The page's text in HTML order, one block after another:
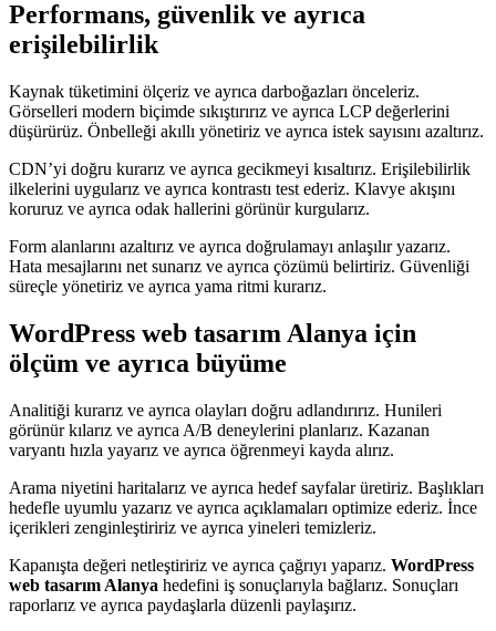
Performans, güvenlik ve ayrıca
erişilebilirlik
Kaynak tüketimini ölçeriz ve ayrıca darboğazları önceleriz.
Görselleri modern biçimde sıkıştırırız ve ayrıca LCP değerlerini
düşürürüz. Önbelleği akıllı yönetiriz ve ayrıca istek sayısını azaltırız.
CDN’yi doğru kurarız ve ayrıca gecikmeyi kısaltırız. Erişilebilirlik
ilkelerini uygularız ve ayrıca kontrastı test ederiz. Klavye akışını
koruruz ve ayrıca odak hallerini görünür kurgularız.
Form alanlarını azaltırız ve ayrıca doğrulamayı anlaşılır yazarız.
Hata mesajlarını net sunarız ve ayrıca çözümü belirtiriz. Güvenliği
süreçle yönetiriz ve ayrıca yama ritmi kurarız.
WordPress web tasarım Alanya için
ölçüm ve ayrıca büyüme
Analitiği kurarız ve ayrıca olayları doğru adlandırırız. Hunileri
görünür kılarız ve ayrıca A/B deneylerini planlarız. Kazanan
varyantı hızla yayarız ve ayrıca öğrenmeyi kayda alırız.
Arama niyetini haritalarız ve ayrıca hedef sayfalar üretiriz. Başlıkları
hedefle uyumlu yazarız ve ayrıca açıklamaları optimize ederiz. İnce
içerikleri zenginleştiririz ve ayrıca yineleri temizleriz.
Kapanışta değeri netleştiririz ve ayrıca çağrıyı yaparız. WordPress
web tasarım Alanya hedefini iş sonuçlarıyla bağlarız. Sonuçları
raporlarız ve ayrıca paydaşlarla düzenli paylaşırız.